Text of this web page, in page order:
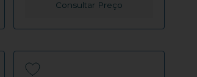
Consultar Preço